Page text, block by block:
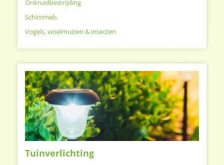
Onkruidbestrijding
Schimmels
Vogels, woelmuizen & insecten
Tuinverlichting